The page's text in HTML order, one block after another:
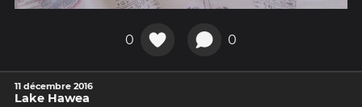
0 0
11 décembre 2016
Lake Hawea